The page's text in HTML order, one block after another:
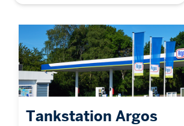
Tankstation Argos